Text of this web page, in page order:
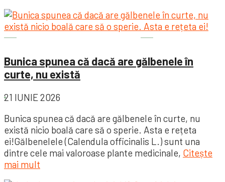
Bunica spunea că dacă are gălbenele în
curte, nu există
21 IUNIE 2026
Bunica spunea că dacă are gălbenele în curte, nu
există nicio boală care să o sperie. Asta e rețeta
ei!Gălbenelele (Calendula officinalis L.) sunt una
dintre cele mai valoroase plante medicinale, Citește
mai mult